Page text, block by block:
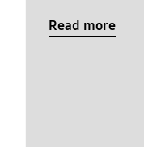
Read more